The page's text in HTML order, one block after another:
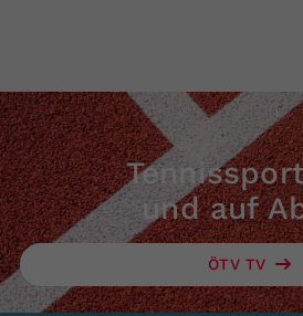
und auf
ÖTV TV